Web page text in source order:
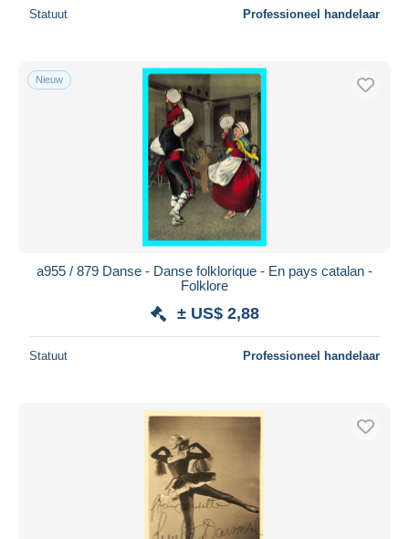
Statuut Professioneel handelaar
Nieuw
a955 / 879 Danse - Danse folklorique - En pays catalan -
Folklore
± US$ 2,88
Statuut Professioneel handelaar